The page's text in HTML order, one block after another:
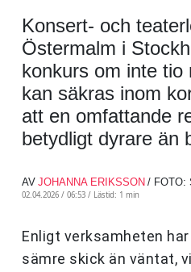
Konsert- och
Östermalm i
konkurs om inte tio
kan säkras inom
att en omfattande
betydligt dyrare än
AV JOHANNA ERIKSSON / FOTO:
02.04.2026 / 06:53 / Lästid: 1 min
Enligt verksamheten
sämre skick än väntat,